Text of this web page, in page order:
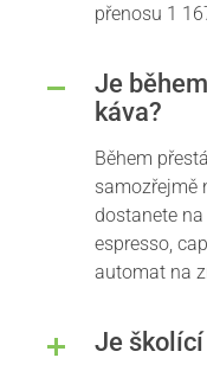
přenosu 1
Je
káva?
Během
samozřejmě
dostanete
espresso,
automat na
Je